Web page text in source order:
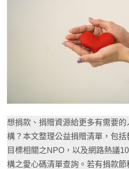
想捐款、捐贈資源給更多有需要
構？本文整理公益捐贈清單，包
目標相關之NPO，以及網路熱議
構之愛心碼清單查詢。若有捐款